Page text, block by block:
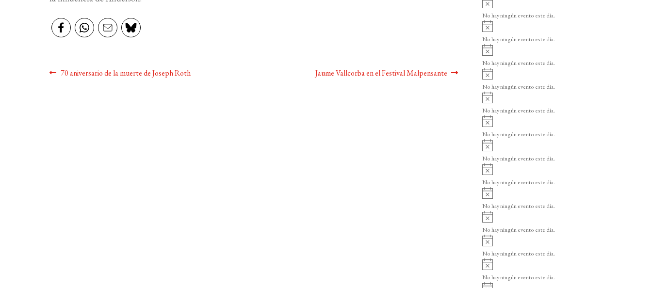
Navegación
Anterior:
70 aniversario de la muerte de Joseph Roth Siguiente:
Jaume Vallcorba en el Festival Malpensante
o
v
i
o
No hay ningún evento este día.
v
i
o
No hay ningún evento este día.
v
i
o
No hay ningún evento este día.
v
i
o
No hay ningún evento este día.
v
i
o
No hay ningún evento este día.
v
i
o
No hay ningún evento este día.
A
v
i
o
No hay ningún evento este día.
A
v
i
o
No hay ningún evento este día.
A
v
i
o
No hay ningún evento este día.
v
i
o
No hay ningún evento este día.
v
i
o
No hay ningún evento este día.
v
i
No hay ningún evento este día.